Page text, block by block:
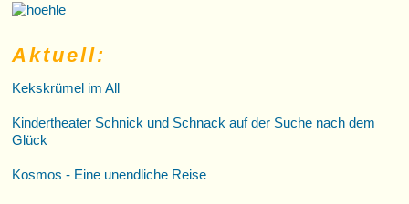
Aktuell:
Kekskrümel im All
Kindertheater Schnick und Schnack auf der Suche nach dem
Glück
Kosmos - Eine unendliche Reise